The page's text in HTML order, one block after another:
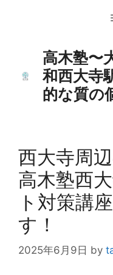
高木塾〜
和西大寺
的な質の
西大寺周
高木塾西
ト対策講
す！
2025年6月9日 by